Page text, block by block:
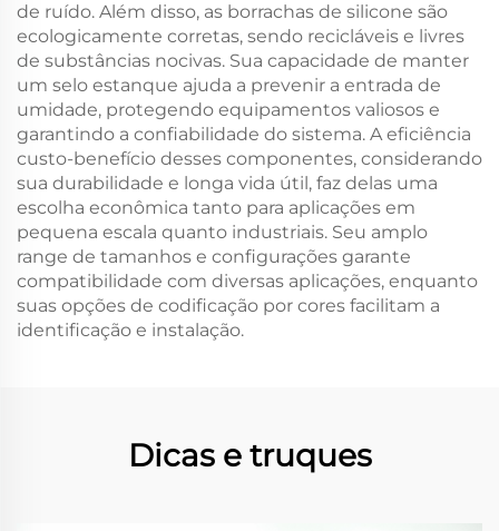
de ruído. Além disso, as borrachas de silicone são
ecologicamente corretas, sendo recicláveis e livres
de substâncias nocivas. Sua capacidade de manter
um selo estanque ajuda a prevenir a entrada de
umidade, protegendo equipamentos valiosos e
garantindo a confiabilidade do sistema. A eficiência
custo-benefício desses componentes, considerando
sua durabilidade e longa vida útil, faz delas uma
escolha econômica tanto para aplicações em
pequena escala quanto industriais. Seu amplo
range de tamanhos e configurações garante
compatibilidade com diversas aplicações, enquanto
suas opções de codificação por cores facilitam a
identificação e instalação.
Dicas e truques